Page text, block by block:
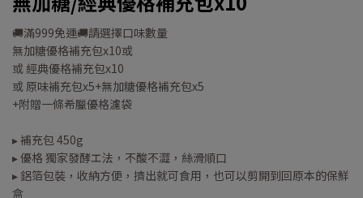
🚚滿999免運🚚請選擇口味數量
無加糖優格補充包x10或
或 經典優格補充包x10
或 原味補充包x5+無加糖優格補充包x5
+附贈一條希臘優格濾袋
▸ 補充包 450g
▸ 優格 獨家發酵エ法，不酸不澀，絲滑順口
▸ 鋁箔包裝，收納方便，擠出就可食用，也可以剪開到回原本的保鮮
盒